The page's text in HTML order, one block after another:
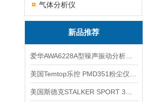
气体分析仪
新品推荐